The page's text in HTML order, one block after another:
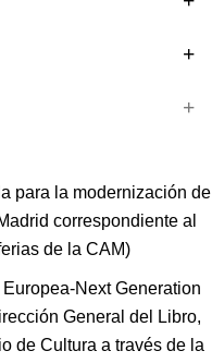
para la modernización de
correspondiente al
de la CAM)
Next Generation
General del Libro,
de Cultura a través de la